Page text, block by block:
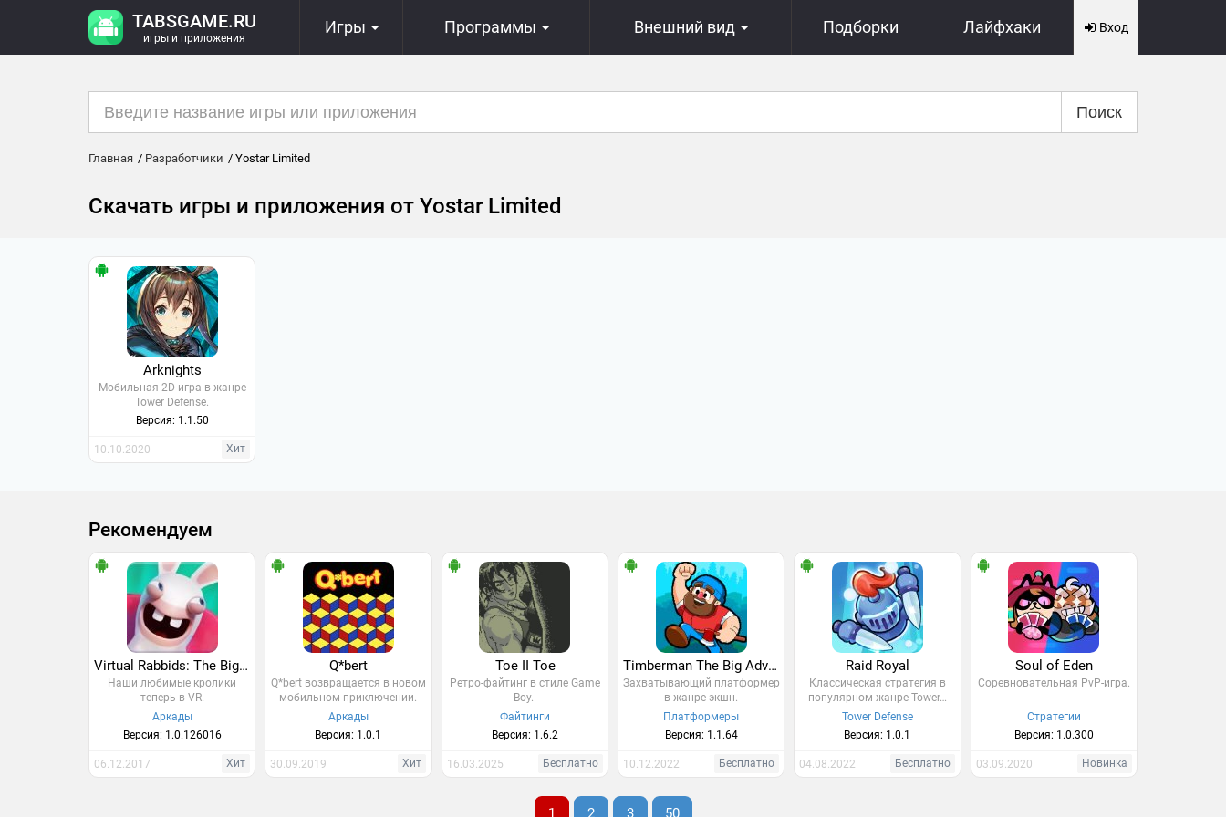
TABSGAME.RU
игры и приложения
Игры Программы Внешний вид Подборки Лайфхаки Вход
Поиск
Главная Разработчики Yostar Limited
Скачать игры и приложения от Yostar Limited
Arknights
Мобильная 2D-игра в жанре
Tower Defense.
Версия: 1.1.50
10.10.2020 Хит
Рекомендуем
Virtual Rabbids: The Big Plan
Наши любимые кролики
теперь в VR.
Аркады
Версия: 1.0.126016
06.12.2017 Хит
Q*bert
Q*bert возвращается в новом
мобильном приключении.
Аркады
Версия: 1.0.1
30.09.2019 Хит
Toe II Toe
Ретро-файтинг в стиле Game
Boy.
Файтинги
Версия: 1.6.2
16.03.2025 Бесплатно
Timberman The Big Adventure
Захватывающий платформер
в жанре экшн.
Платформеры
Версия: 1.1.64
10.12.2022 Бесплатно
Raid Royal
Классическая стратегия в
популярном жанре Tower…
Tower Defense
Версия: 1.0.1
04.08.2022 Бесплатно
Soul of Eden
Соревновательная PvP-игра.
Стратегии
Версия: 1.0.300
03.09.2020 Новинка
1 2 3 50